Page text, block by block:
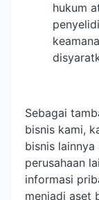
hukum
Sebagai
bisnis kami,
bisnis
perusahaan
informasi
menjadi aset